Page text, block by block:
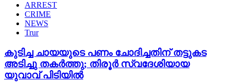
ARREST
CRIME
NEWS
Trur
കുടിച്ച ചായയുടെ പണം ചോദിച്ചതിന് തട്ടുകട
അടിച്ചു തകർത്തു; തിരൂർ സ്വദേശിയായ
യുവാവ് പിടിയിൽ